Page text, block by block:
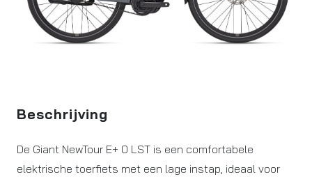
Beschrijving
De Giant NewTour E+ 0 LST is een comfortabele
elektrische toerfiets met een lage instap, ideaal voor